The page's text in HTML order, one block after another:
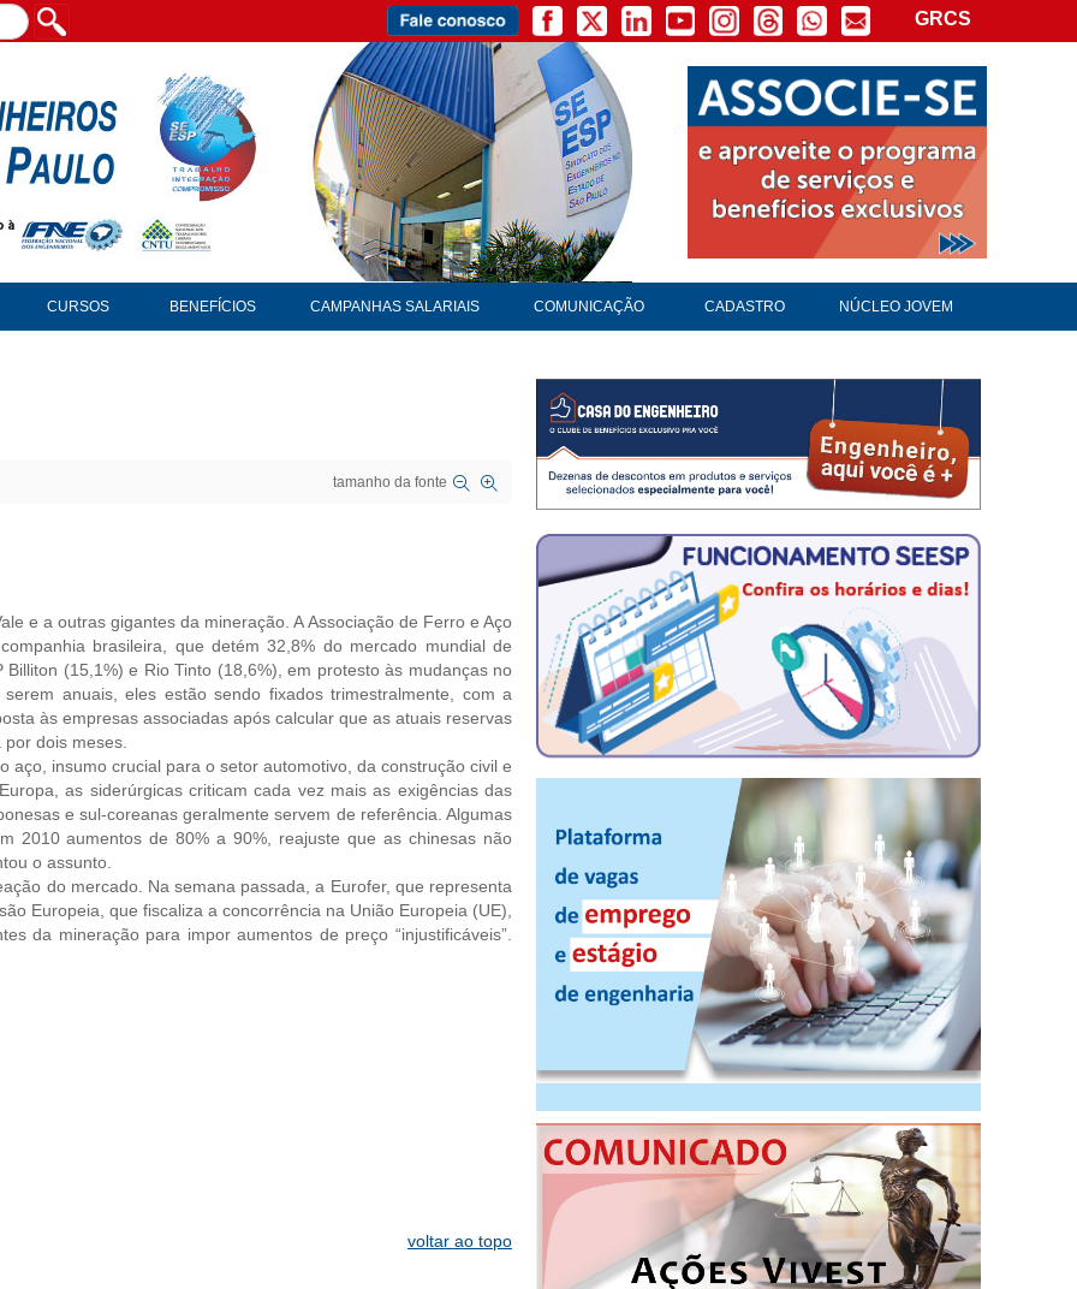
GRCS
CURSOS BENEFÍCIOS CAMPANHAS SALARIAIS COMUNICAÇÃO CADASTRO NÚCLEO JOVEM
tamanho da fonte
e a outras gigantes da mineração. A Associação de Ferro e Aço
brasileira, que detém 32,8% do mercado mundial de
(15,1%) e Rio Tinto (18,6%), em protesto às mudanças no
anuais, eles estão sendo fixados trimestralmente, com a
às empresas associadas após calcular que as atuais reservas
dois meses.
insumo crucial para o setor automotivo, da construção civil e
as siderúrgicas criticam cada vez mais as exigências das
e sul-coreanas geralmente servem de referência. Algumas
2010 aumentos de 80% a 90%, reajuste que as chinesas não
o assunto.
do mercado. Na semana passada, a Eurofer, que representa
Europeia, que fiscaliza a concorrência na União Europeia (UE),
da mineração para impor aumentos de preço “injustificáveis”.
voltar ao topo